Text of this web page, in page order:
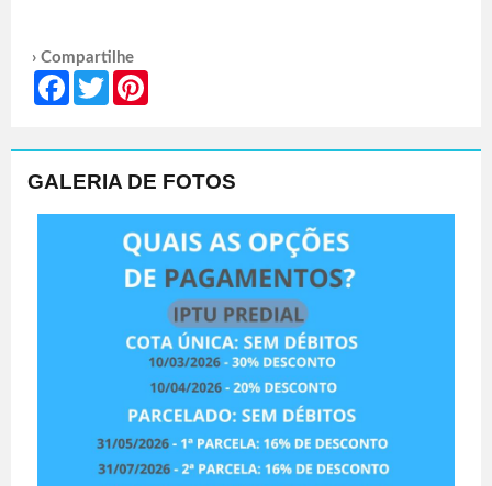
› Compartilhe
Facebook
Twitter
GALERIA DE FOTOS